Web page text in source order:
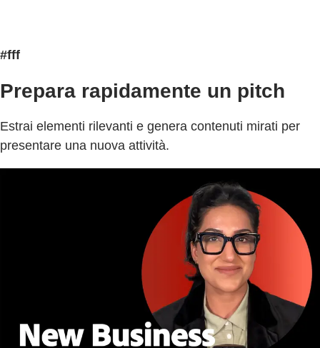
#fff
Prepara rapidamente un pitch
Estrai elementi rilevanti e genera contenuti mirati per
presentare una nuova attività.